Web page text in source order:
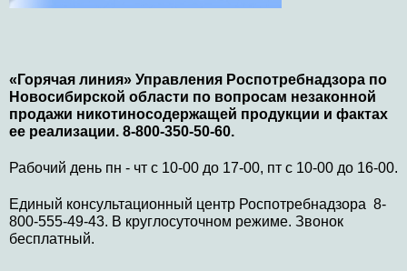
«Горячая линия» Управления Роспотребнадзора по
Новосибирской области по вопросам незаконной
продажи никотиносодержащей продукции и фактах
ее реализации. 8-800-350-50-60.
Рабочий день пн - чт с 10-00 до 17-00, пт с 10-00 до 16-00.
Единый консультационный центр Роспотребнадзора 8-
800-555-49-43. В круглосуточном режиме. Звонок
бесплатный.